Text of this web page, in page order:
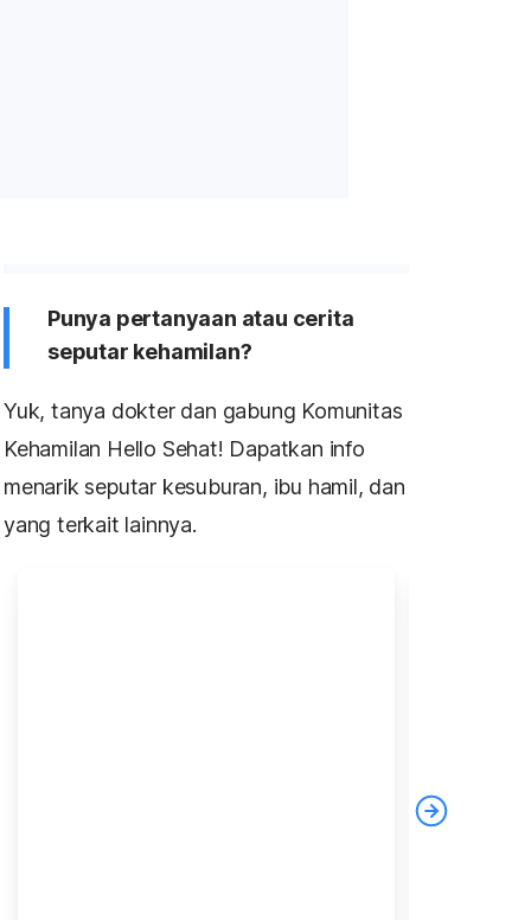
Punya pertanyaan atau cerita
seputar kehamilan?
Yuk, tanya dokter dan gabung Komunitas
Kehamilan Hello Sehat! Dapatkan info
menarik seputar kesuburan, ibu hamil, dan
yang terkait lainnya.